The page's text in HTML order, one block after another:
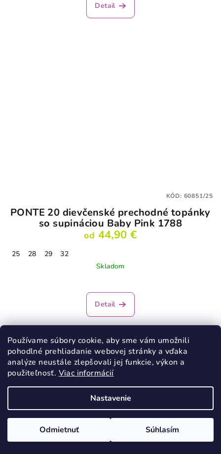
Používame súbory cookie, aby sme vám umožnili
pohodlné prehliadanie webovej stránky a vďaka
analýze neustále zlepšovali jej funkcie, výkon a
použiteľnosť. Viac informácií
Nastavenie
Odmietnuť Súhlasím
Detail
PONTE 20 dievčenské prechodné topánky
so supináciou Baby Pink 1788
od 44,90 €
25 28 29
32
Skladom
Detail
KÓD: 60851/25